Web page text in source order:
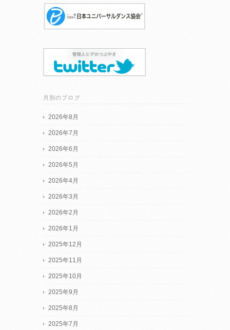
月別のブログ
2026年8月
2026年7月
2026年6月
2026年5月
2026年4月
2026年3月
2026年2月
2026年1月
2025年12月
2025年11月
2025年10月
2025年9月
2025年8月
2025年7月